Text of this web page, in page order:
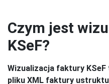
Czym jest
KSeF?
Wizualizacja faktury
pliku XML faktury